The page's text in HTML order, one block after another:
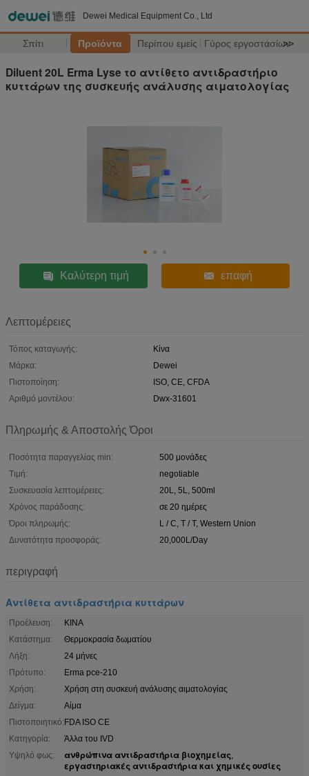
Dewei Medical Equipment Co., Ltd
Σπίτι Προϊόντα Περίπου εμείς Γύρος εργοστασίων
>>
Diluent 20L Erma Lyse το αντίθετο αντιδραστήριο
κυττάρων της συσκευής ανάλυσης αιματολογίας
Καλύτερη τιμή επαφή
Λεπτομέρειες
Τόπος καταγωγής:
Κίνα
Μάρκα:
Dewei
Πιστοποίηση:
ISO, CE, CFDA
Αριθμό μοντέλου:
Dwx-31601
Πληρωμής & Αποστολής Όροι
Ποσότητα παραγγελίας min:
500 μονάδες
Τιμή:
negotiable
Συσκευασία λεπτομέρειες:
20L, 5L, 500ml
Χρόνος παράδοσης:
σε 20 ημέρες
Όροι πληρωμής:
L / C, T / T, Western Union
Δυνατότητα προσφοράς:
20,000L/Day
περιγραφή
Αντίθετα αντιδραστήρια κυττάρων
Προέλευση:
ΚΙΝΑ
Κατάστημα:
Θερμοκρασία δωματίου
Λήξη:
24 μήνες
Πρότυπο:
Erma pce-210
Χρήση:
Χρήση στη συσκευή ανάλυσης αιματολογίας
Δείγμα:
Αίμα
Πιστοποιητικό:FDA ISO CE
Κατηγορία:
Άλλα του IVD
Υψηλό φως:
ανθρώπινα αντιδραστήρια βιοχημείας,
εργαστηριακές αντιδραστήρια και χημικές ουσίες